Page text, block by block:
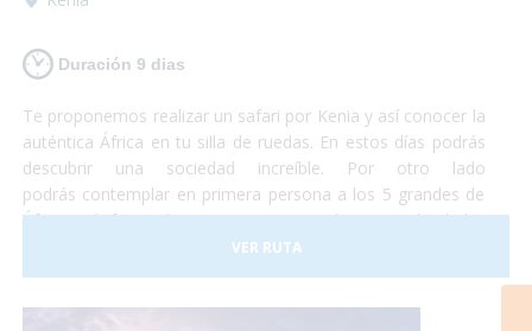
Duración 9 dias
Te proponemos realizar un safari por Kenia y así conocer la
auténtica África en tu silla de ruedas. En estos días podrás
descubrir una sociedad increíble. Por otro lado
podrás contemplar en primera persona a los 5 grandes de
África y disfrutar de paisajes espectaculares. ¡No lo dudes
más y atrévete a descubrir Kenia! Es un viaje que te
marcará y te encantará.
VER RUTA